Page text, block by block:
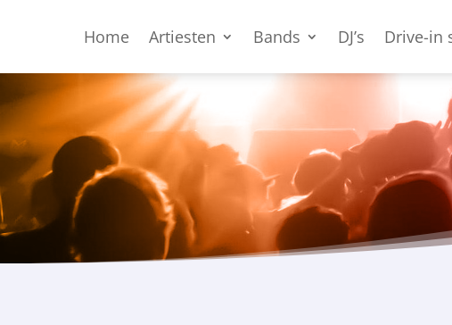
Home Artiesten Bands DJ’s Drive-in